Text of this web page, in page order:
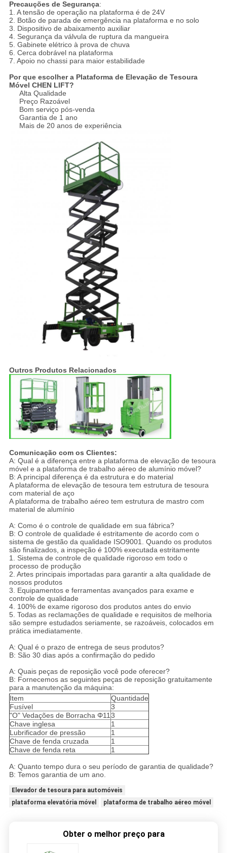
Precauções de Segurança​:
1. A tensão de operação na plataforma é de 24V
2. Botão de parada de emergência na plataforma e no solo
3. Dispositivo de abaixamento auxiliar
4. Segurança da válvula de ruptura da mangueira
5. Gabinete elétrico à prova de chuva
6. Cerca dobrável na plataforma
7. Apoio no chassi para maior estabilidade​
Por que escolher a Plataforma de Elevação de Tesoura
Móvel CHEN LIFT?
Alta Qualidade
Preço Razoável
Bom serviço pós-venda
Garantia de 1 ano
Mais de 20 anos de experiência
Outros Produtos Relacionados
Comunicação com os Clientes:
A: Qual é a diferença entre a plataforma de elevação de tesoura
móvel e a plataforma de trabalho aéreo de alumínio móvel?
B: A principal diferença é da estrutura e do material
A plataforma de elevação de tesoura tem estrutura de tesoura
com material de aço
A plataforma de trabalho aéreo tem estrutura de mastro com
material de alumínio
A: Como é o controle de qualidade em sua fábrica?
B: O controle de qualidade é estritamente de acordo com o
sistema de gestão da qualidade ISO9001. Quando os produtos
são finalizados, a inspeção é 100% executada estritamente
1. Sistema de controle de qualidade rigoroso em todo o
processo de produção
2. Artes principais importadas para garantir a alta qualidade de
nossos produtos
3. Equipamentos e ferramentas avançados para exame e
controle de qualidade
4. 100% de exame rigoroso dos produtos antes do envio
5. Todas as reclamações de qualidade e requisitos de melhoria
são sempre estudados seriamente, se razoáveis, colocados em
prática imediatamente.
A: Qual é o prazo de entrega de seus produtos?
B: São 30 dias após a confirmação do pedido
A: Quais peças de reposição você pode oferecer?
B: Fornecemos as seguintes peças de reposição gratuitamente
para a manutenção da máquina:
Item
Quantidade
Fusível
3
"O" Vedações de Borracha Φ11 3
Chave inglesa
1
Lubrificador de pressão
1
Chave de fenda cruzada
1
Chave de fenda reta
1
A: Quanto tempo dura o seu período de garantia de qualidade?
B: Temos garantia de um ano.
Elevador de tesoura para automóveis
plataforma elevatória móvel
plataforma de trabalho aéreo móvel
Obter o melhor preço para